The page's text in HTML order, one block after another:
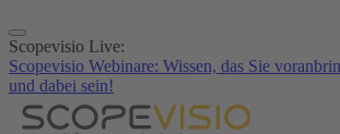
Zum
Inhalt
springen
Scopevisio Live:
Scopevisio Webinare: Wissen, das Sie
und dabei sein!